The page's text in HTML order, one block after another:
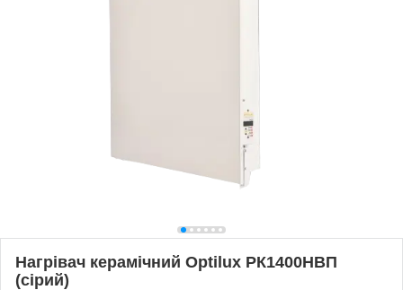
Нагрівач керамічний Optilux РК1400НВП
(сірий)